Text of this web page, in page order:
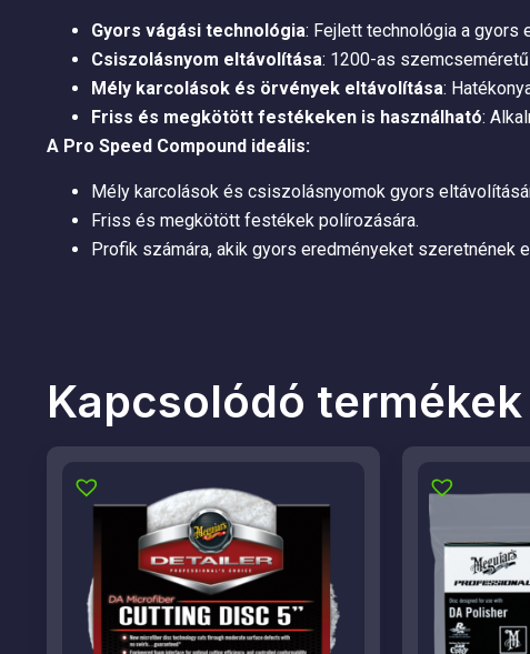
Gyors vágási technológia: Fejlett technológia a gyors
Csiszolásnyom eltávolítása: 1200-as
Mély karcolások és örvények eltávolítása:
Friss és megkötött festékeken is használható:
A Pro Speed Compound ideális:
Mély karcolások és csiszolásnyomok gyors
Friss és megkötött festékek polírozására.
Profik számára, akik gyors eredményeket szeretnének
Kapcsolódó termékek